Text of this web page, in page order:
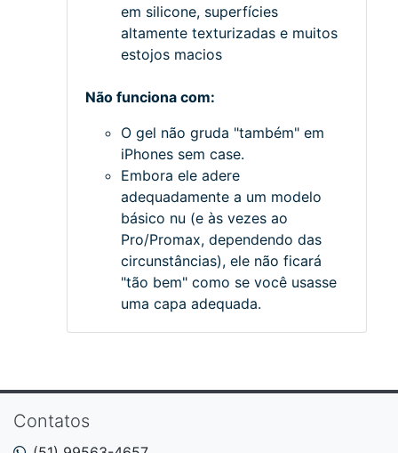
em silicone, superfícies
altamente texturizadas e muitos
estojos macios
Não funciona com:
O gel não gruda "também" em
iPhones sem case.
Embora ele adere
adequadamente a um modelo
básico nu (e às vezes ao
Pro/Promax, dependendo das
circunstâncias), ele não ficará
"tão bem" como se você usasse
uma capa adequada.
Contatos